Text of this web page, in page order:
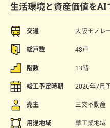
生活環境と資産価値をAI
交通 大阪モノレ
総戸数 48戸
階数 13階
竣工予定時期 2026年7月
売主 三交不動産
用途地域 準工業地域